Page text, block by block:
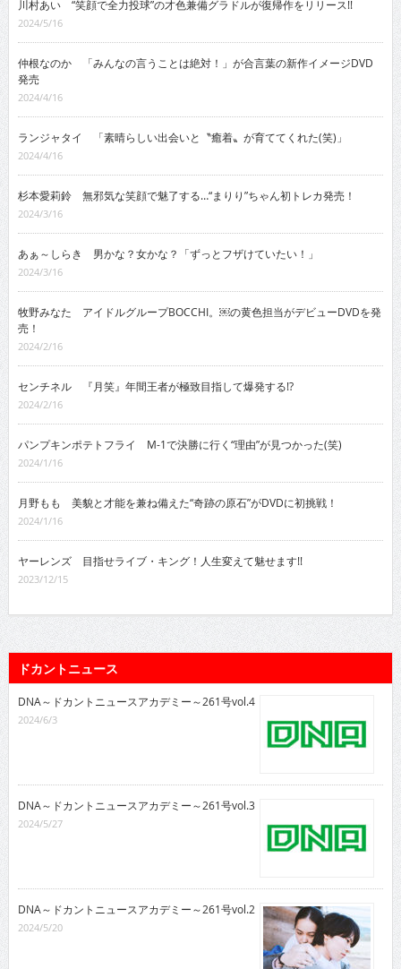
川村あい “笑顔で全力投球”の才色兼備グラドルが復帰作をリリース!!
2024/5/16
仲根なのか 「みんなの言うことは絶対！」が合言葉の新作イメージDVD
発売
2024/4/16
ランジャタイ 「素晴らしい出会いと〝癒着〟が育ててくれた(笑)」
2024/4/16
杉本愛莉鈴 無邪気な笑顔で魅了する…“まりり”ちゃん初トレカ発売！
2024/3/16
あぁ～しらき 男かな？女かな？「ずっとフザけていたい！」
2024/3/16
牧野みなた アイドルグループBOCCHI。￼の黄色担当がデビューDVDを発
売！
2024/2/16
センチネル 『月笑』年間王者が極致目指して爆発する!?
2024/2/16
パンプキンポテトフライ M-1で決勝に行く“理由”が見つかった(笑)
2024/1/16
月野もも 美貌と才能を兼ね備えた“奇跡の原石”がDVDに初挑戦！
2024/1/16
ヤーレンズ 目指せライブ・キング！人生変えて魅せます!!
2023/12/15
ドカントニュース
DNA～ドカントニュースアカデミー～261号vol.4
2024/6/3
DNA～ドカントニュースアカデミー～261号vol.3
2024/5/27
DNA～ドカントニュースアカデミー～261号vol.2
2024/5/20